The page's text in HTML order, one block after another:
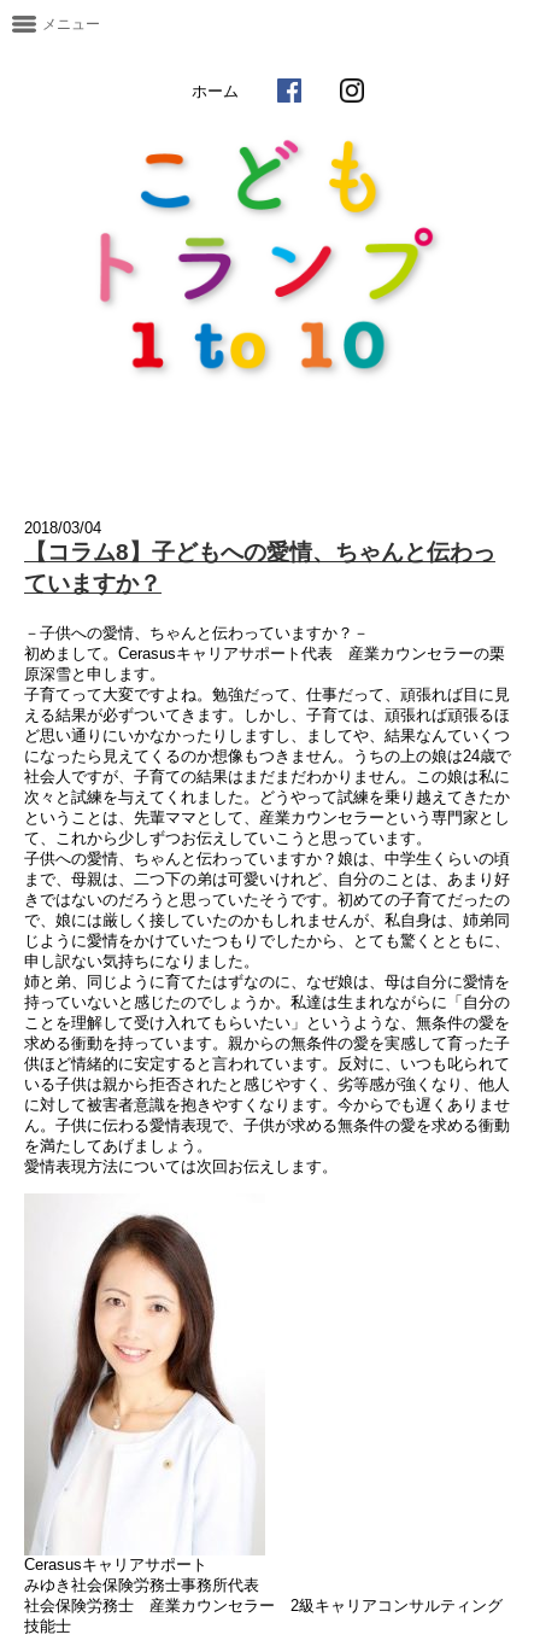
ホーム
メニュー
2018/03/04
【コラム8】子どもへの愛情、ちゃんと伝わっ
ていますか？
－子供への愛情、ちゃんと伝わっていますか？－
初めまして。Cerasusキャリアサポート代表 産業カウンセラーの栗
原深雪と申します。
子育てって大変ですよね。勉強だって、仕事だって、頑張れば目に見
える結果が必ずついてきます。しかし、子育ては、頑張れば頑張るほ
ど思い通りにいかなかったりしますし、ましてや、結果なんていくつ
になったら見えてくるのか想像もつきません。うちの上の娘は24歳で
社会人ですが、子育ての結果はまだまだわかりません。この娘は私に
次々と試練を与えてくれました。どうやって試練を乗り越えてきたか
ということは、先輩ママとして、産業カウンセラーという専門家とし
て、これから少しずつお伝えしていこうと思っています。
子供への愛情、ちゃんと伝わっていますか？娘は、中学生くらいの頃
まで、母親は、二つ下の弟は可愛いけれど、自分のことは、あまり好
きではないのだろうと思っていたそうです。初めての子育てだったの
で、娘には厳しく接していたのかもしれませんが、私自身は、姉弟同
じように愛情をかけていたつもりでしたから、とても驚くとともに、
申し訳ない気持ちになりました。
姉と弟、同じように育てたはずなのに、なぜ娘は、母は自分に愛情を
持っていないと感じたのでしょうか。私達は生まれながらに「自分の
ことを理解して受け入れてもらいたい」というような、無条件の愛を
求める衝動を持っています。親からの無条件の愛を実感して育った子
供ほど情緒的に安定すると言われています。反対に、いつも叱られて
いる子供は親から拒否されたと感じやすく、劣等感が強くなり、他人
に対して被害者意識を抱きやすくなります。今からでも遅くありませ
ん。子供に伝わる愛情表現で、子供が求める無条件の愛を求める衝動
を満たしてあげましょう。
愛情表現方法については次回お伝えします。
Cerasusキャリアサポート
みゆき社会保険労務士事務所代表
社会保険労務士 産業カウンセラー 2級キャリアコンサルティング
技能士